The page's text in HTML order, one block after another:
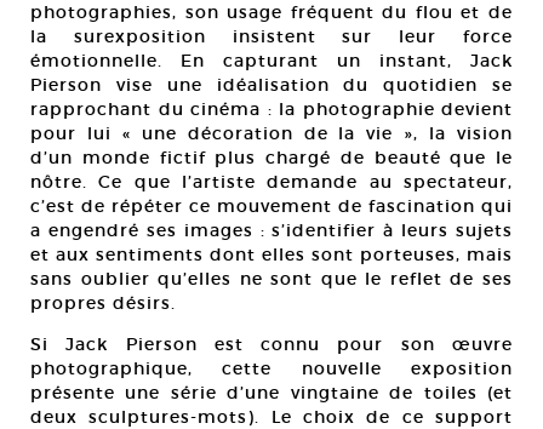
photographies, son usage fréquent du flou et de
la surexposition insistent sur leur force
émotionnelle. En capturant un instant, Jack
Pierson vise une idéalisation du quotidien se
rapprochant du cinéma : la photographie devient
pour lui « une décoration de la vie », la vision
d’un monde fictif plus chargé de beauté que le
nôtre. Ce que l’artiste demande au spectateur,
c’est de répéter ce mouvement de fascination qui
a engendré ses images : s’identifier à leurs sujets
et aux sentiments dont elles sont porteuses, mais
sans oublier qu’elles ne sont que le reflet de ses
propres désirs.
Si Jack Pierson est connu pour son œuvre
photographique, cette nouvelle exposition
présente une série d’une vingtaine de toiles (et
deux sculptures-mots). Le choix de ce support